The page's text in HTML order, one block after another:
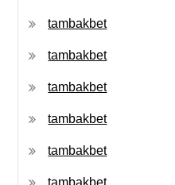
tambakbet
tambakbet
tambakbet
tambakbet
tambakbet